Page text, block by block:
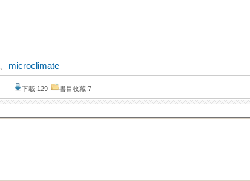
microclimate
下載:129 書目收藏:7